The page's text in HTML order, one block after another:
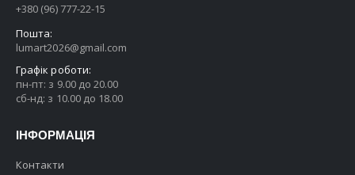
+380 (96) 777-22-15
Пошта:
lumart2026@gmail.com
Графік роботи:
пн-пт: з 9.00 до 20.00
сб-нд: з 10.00 до 18.00
ІНФОРМАЦІЯ
Контакти